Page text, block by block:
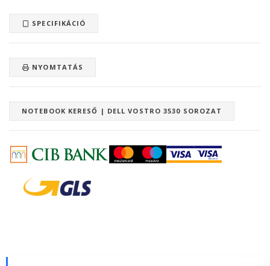
SPECIFIKÁCIÓ
NYOMTATÁS
NOTEBOOK KERESŐ | DELL VOSTRO 3530 SOROZAT